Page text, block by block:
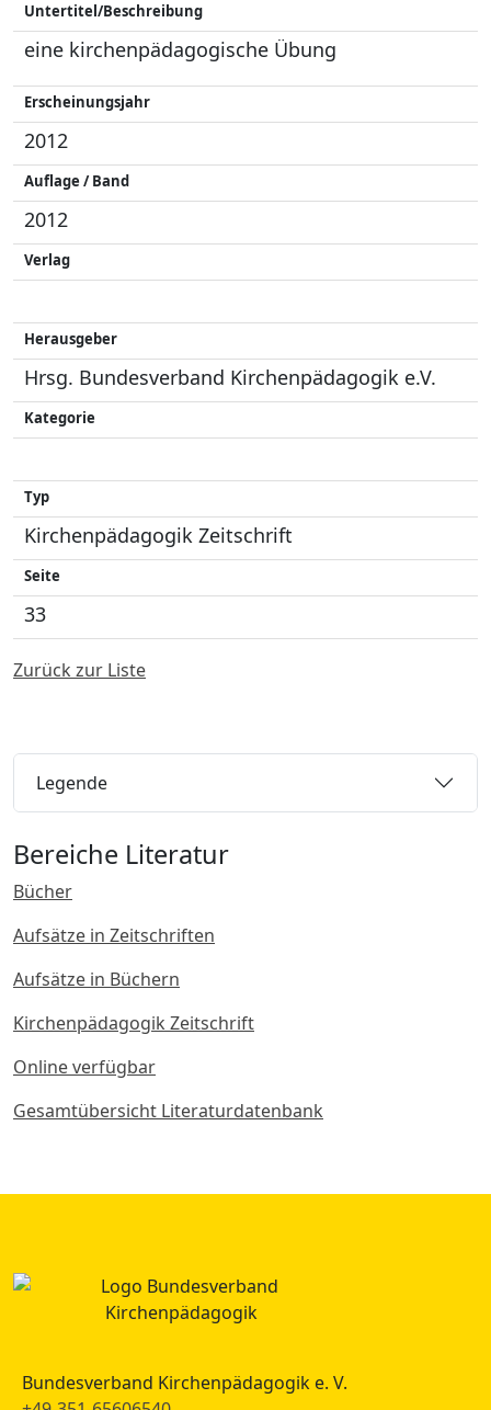
Untertitel/Beschreibung
eine kirchenpädagogische Übung
Erscheinungsjahr
2012
Auflage / Band
2012
Verlag
Herausgeber
Hrsg. Bundesverband Kirchenpädagogik e.V.
Kategorie
Typ
Kirchenpädagogik Zeitschrift
Seite
33
Zurück zur Liste
Legende
Bereiche Literatur
Bücher
Aufsätze in Zeitschriften
Aufsätze in Büchern
Kirchenpädagogik Zeitschrift
Online verfügbar
Gesamtübersicht Literaturdatenbank
Bundesverband Kirchenpädagogik e. V.